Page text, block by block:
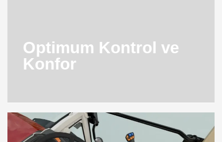
Optimum Kontrol ve
Konfor